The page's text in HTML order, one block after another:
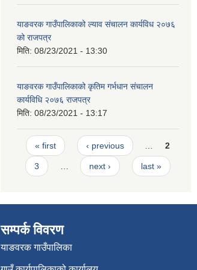
याङवरक गाउँपालिकाको ल्याव संचालन कार्यविध २०७६
को राजपत्र
मिति: 08/23/2021 - 13:30
याङवरक गाउँपालिकाको कृतिम गर्भधान संचालन
कार्यविधि २०७६ राजपत्र
मिति: 08/23/2021 - 13:17
Pages
« first ‹ previous 2
3 next › last »
सम्पर्क विवरण
याङवरक गाउँपालिका